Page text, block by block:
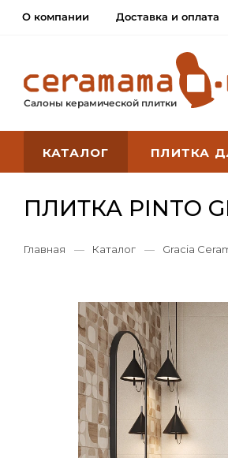
О компании Доставка и оплата
Салоны керамической плитки
КАТАЛОГ ПЛИТКА
ПЛИТКА PINTO
Главная — Каталог — Gracia